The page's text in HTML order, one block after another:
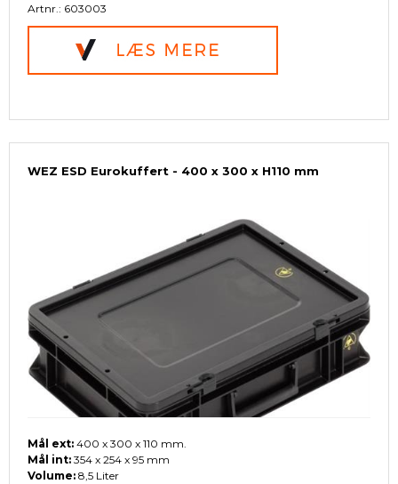
Artnr.: 603003
WEZ ESD Eurokuffert - 400 x 300 x H110 mm
Mål ext: 400 x 300 x 110 mm.
Mål int: 354 x 254 x 95 mm
Volume: 8,5 Liter